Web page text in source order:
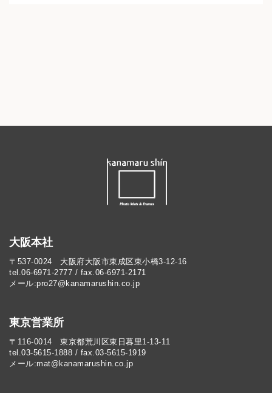
大阪本社
〒537-0024 大阪府大阪市東成区東小橋3-12-16
tel.06-6971-2777 / fax.06-6971-2171
メール:pro27@kanamarushin.co.jp​
東京営業所
〒116-0014 東京都荒川区東日暮里1-13-11
tel.03-5615-1888 / fax.03-5615-1919
メール:mat@kanamarushin.co.jp